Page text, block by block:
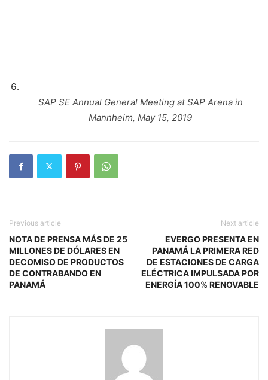
SAP SE Annual General Meeting at SAP Arena in
Mannheim, May 15, 2019
Previous article
NOTA DE PRENSA MÁS DE 25
MILLONES DE DÓLARES EN
DECOMISO DE PRODUCTOS
DE CONTRABANDO EN
PANAMÁ
Next article
EVERGO PRESENTA EN
PANAMÁ LA PRIMERA RED
DE ESTACIONES DE CARGA
ELÉCTRICA IMPULSADA POR
ENERGÍA 100% RENOVABLE